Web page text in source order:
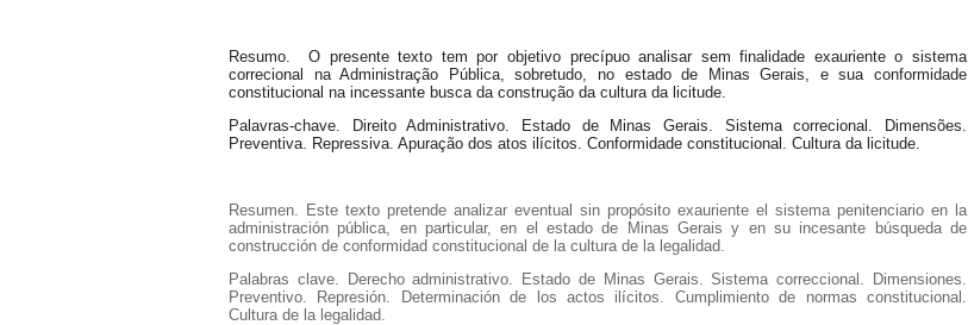
Resumo. O presente texto tem por objetivo precípuo analisar sem finalidade exauriente o sistema
correcional na Administração Pública, sobretudo, no estado de Minas Gerais, e sua conformidade
constitucional na incessante busca da construção da cultura da licitude.
Palavras-chave. Direito Administrativo. Estado de Minas Gerais. Sistema correcional. Dimensões.
Preventiva. Repressiva. Apuração dos atos ilícitos. Conformidade constitucional. Cultura da licitude.
Resumen. Este texto pretende analizar eventual sin propósito exauriente el sistema penitenciario en la
administración pública, en particular, en el estado de Minas Gerais y en su incesante búsqueda de
construcción de conformidad constitucional de la cultura de la legalidad.
Palabras clave. Derecho administrativo. Estado de Minas Gerais. Sistema correccional. Dimensiones.
Preventivo. Represión. Determinación de los actos ilícitos. Cumplimiento de normas constitucional.
Cultura de la legalidad.